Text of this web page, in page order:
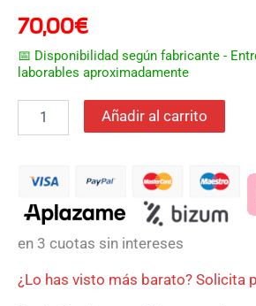
70,00€
📅 Disponibilidad según fabricante -
laborables aproximadamente
Añadir al carrito
en 3 cuotas sin intereses
¿Lo has visto más barato? Solicita